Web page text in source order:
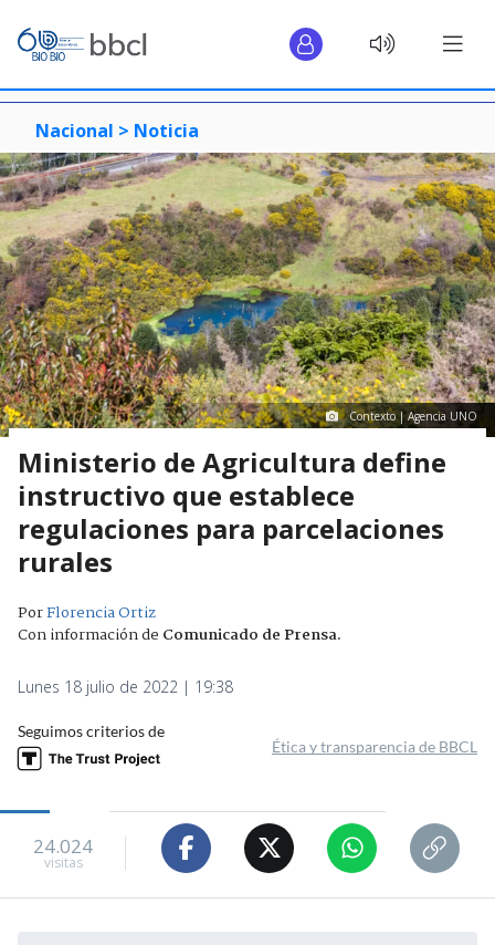
Nacional > Noticia
Contexto | Agencia UNO
Ministerio de Agricultura define
instructivo que establece
regulaciones para parcelaciones
rurales
PorFlorencia Ortiz
Con información de Comunicado de Prensa.
Lunes 18 julio de 2022 | 19:38
Seguimos criterios de
Ética y transparencia de BBCL
24.024
visitas